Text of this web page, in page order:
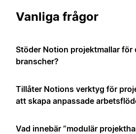
Vanliga frågor
Stöder Notion projektmallar för
branscher?
Tillåter Notions verktyg för
att skapa anpassade
Vad innebär ”modulär